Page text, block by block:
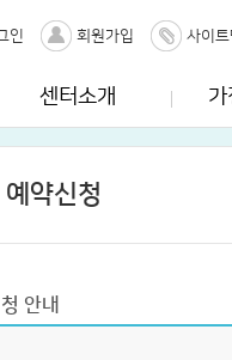
인 회원가입 사이트
센터소개
약신청
안내